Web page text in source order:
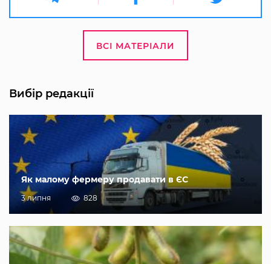
ВСІ МАТЕРІАЛИ
Вибір редакції
Як малому фермеру продавати в ЄС
3 липня 828